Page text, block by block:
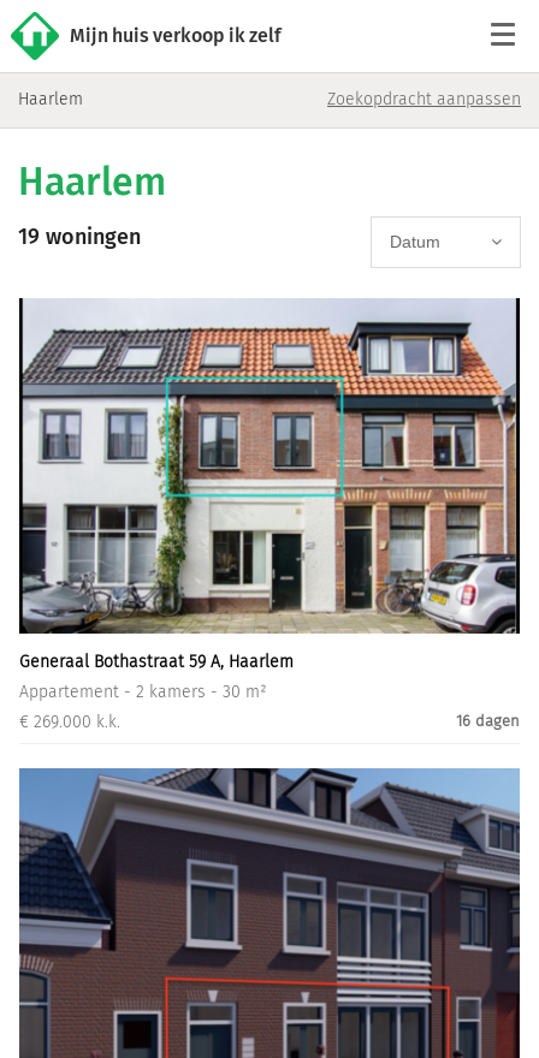
Mijn huis verkoop ik zelf
Contact
Verkoop starten
Informatiegesprek
Inloggen
Haarlem Zoekopdracht aanpassen
Haarlem
19 woningen Datum
Generaal Bothastraat 59 A, Haarlem
Appartement - 2 kamers - 30 m²
€ 269.000 k.k.
16 dagen